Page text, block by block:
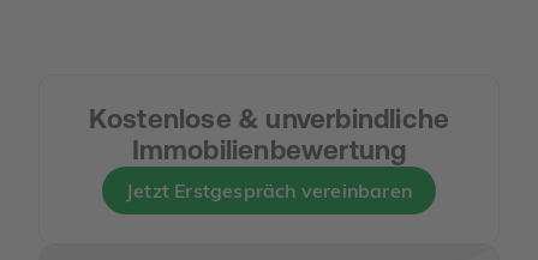
Kostenlose & unverbindliche
Immobilienbewertung
Jetzt Erstgespräch vereinbaren